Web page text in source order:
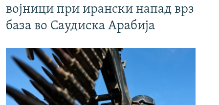
војници при ирански напад врз
база во Саудиска Арабија